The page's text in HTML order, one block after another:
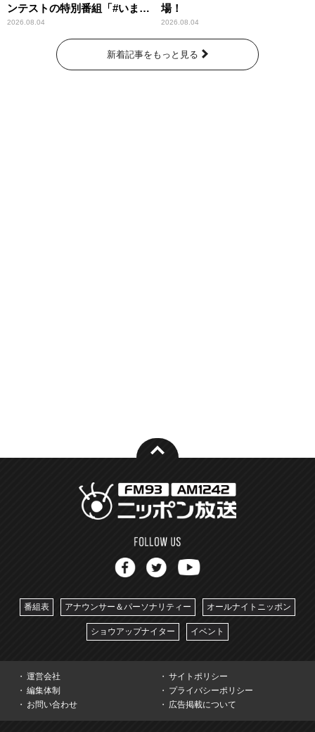
ンテストの特別番組「#いまあ
なたに伝えたいこと」
2026.08.04
場！
2026.08.04
新着記事をもっと見る
番組表 アナウンサー＆パーソナリティー オールナイトニッポン
ショウアップナイター イベント
運営会社
サイトポリシー
編集体制
プライバシーポリシー
お問い合わせ
広告掲載について